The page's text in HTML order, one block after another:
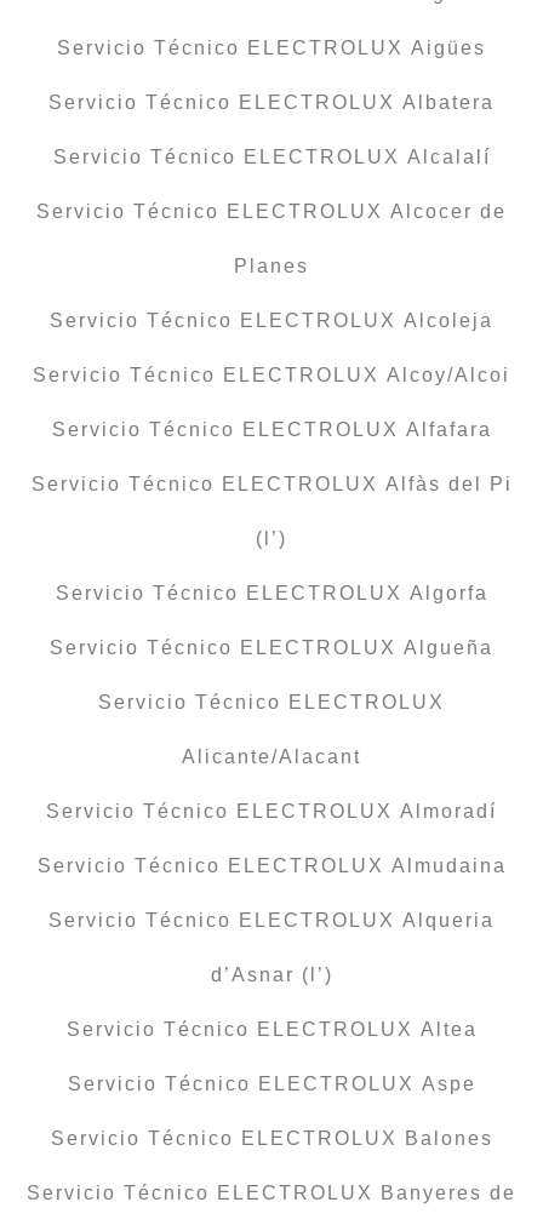
Servicio Técnico ELECTROLUX Aigües
Servicio Técnico ELECTROLUX Albatera
Servicio Técnico ELECTROLUX Alcalalí
Servicio Técnico ELECTROLUX Alcocer de
Planes
Servicio Técnico ELECTROLUX Alcoleja
Servicio Técnico ELECTROLUX Alcoy/Alcoi
Servicio Técnico ELECTROLUX Alfafara
Servicio Técnico ELECTROLUX Alfàs del Pi
(l’)
Servicio Técnico ELECTROLUX Algorfa
Servicio Técnico ELECTROLUX Algueña
Servicio Técnico ELECTROLUX
Alicante/Alacant
Servicio Técnico ELECTROLUX Almoradí
Servicio Técnico ELECTROLUX Almudaina
Servicio Técnico ELECTROLUX Alqueria
d’Asnar (l’)
Servicio Técnico ELECTROLUX Altea
Servicio Técnico ELECTROLUX Aspe
Servicio Técnico ELECTROLUX Balones
Servicio Técnico ELECTROLUX Banyeres de